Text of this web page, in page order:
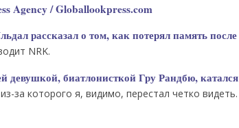
Agency / Globallookpress.com
рассказал о том, как потерял память
NRK.
девушкой, биатлонисткой Гру Рандбю,
за которого я, видимо, перестал четко